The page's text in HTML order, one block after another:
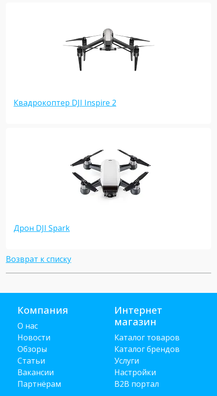
Квадрокоптер DJI Inspire 2
Дрон DJI Spark
Возврат к списку
Компания
О нас
Новости
Обзоры
Статьи
Вакансии
Партнёрам
Интернет
магазин
Каталог товаров
Каталог брендов
Услуги
Настройки
B2B портал